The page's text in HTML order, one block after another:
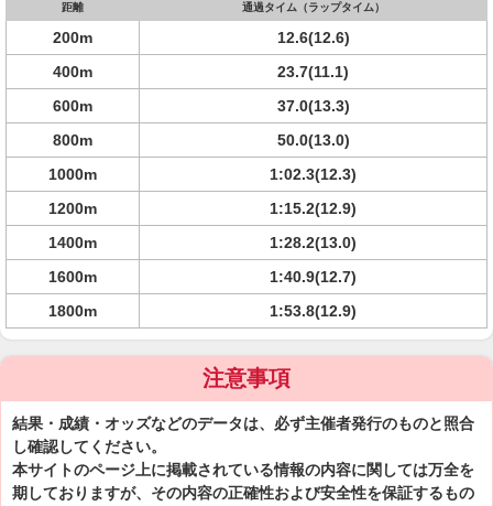
距離 通過タイム（ラップタイム）
200m
12.6(12.6)
400m
23.7(11.1)
600m
37.0(13.3)
800m
50.0(13.0)
1000m
1:02.3(12.3)
1200m
1:15.2(12.9)
1400m
1:28.2(13.0)
1600m
1:40.9(12.7)
1800m
1:53.8(12.9)
注意事項
結果・成績・オッズなどのデータは、必ず主催者発行のものと照合
し確認してください。
本サイトのページ上に掲載されている情報の内容に関しては万全を
期しておりますが、その内容の正確性および安全性を保証するもの